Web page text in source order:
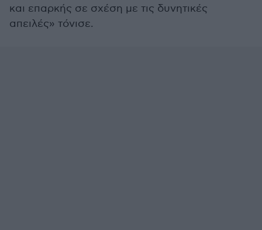
και επαρκής σε σχέση με τις δυνητικές
απειλές» τόνισε.